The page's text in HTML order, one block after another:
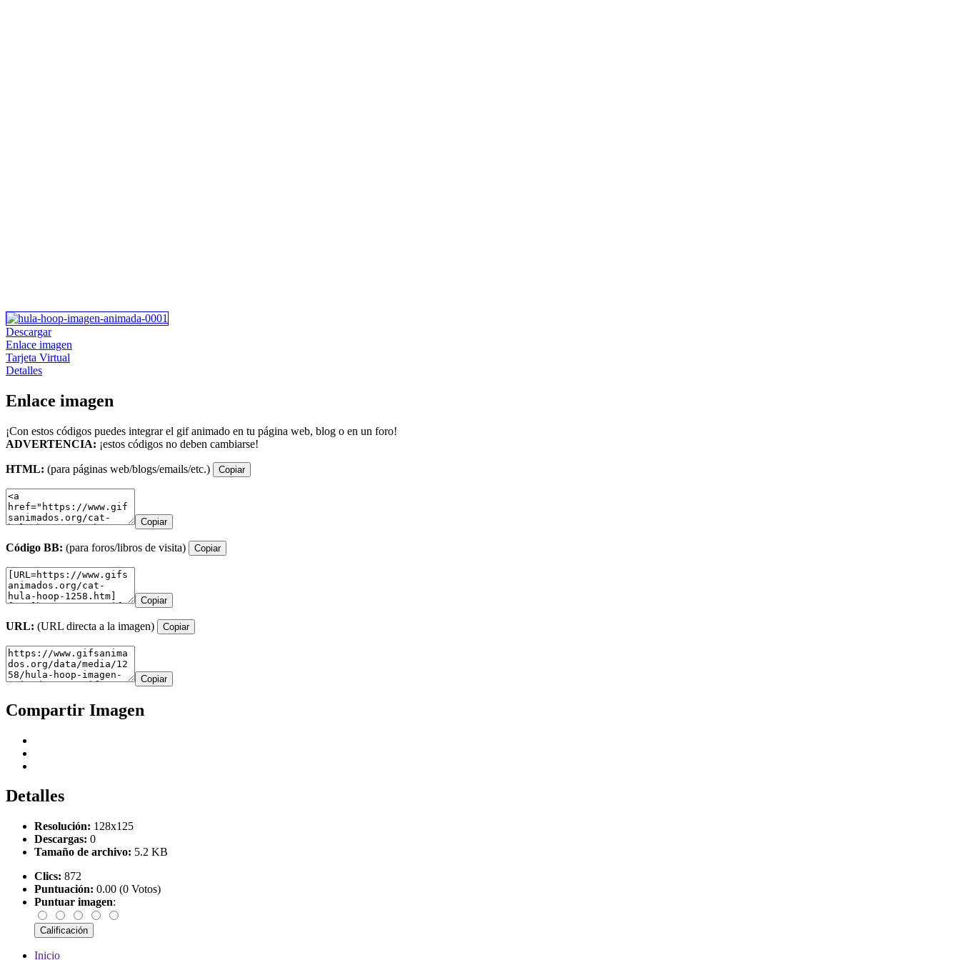
Descargar
Enlace imagen
Tarjeta Virtual
Detalles
Enlace imagen
¡Con estos códigos puedes integrar el gif animado en tu página web, blog o en un foro!
ADVERTENCIA: ¡estos códigos no deben cambiarse!
HTML: (para páginas web/blogs/emails/etc.) Copiar
Copiar
Código BB: (para foros/libros de visita) Copiar
Copiar
URL: (URL directa a la imagen) Copiar
Copiar
Compartir Imagen
Detalles
Resolución: 128x125
Descargas: 0
Tamaño de archivo: 5.2 KB
Clics: 872
Puntuación: 0.00 (0 Votos)
Puntuar imagen:
Inicio